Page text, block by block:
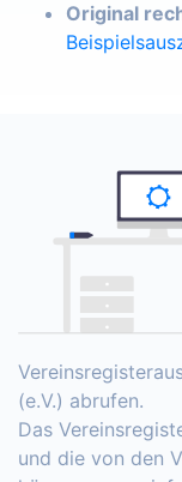
Original
(e.V.) abrufen.
Das
und die von den